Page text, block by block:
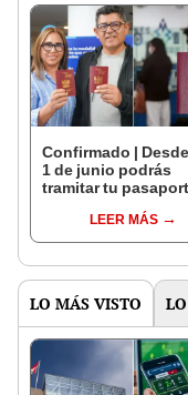
Confirmado |
1 de junio podrás
tramitar tu
virtual enLEER MÁS
LO MÁS VISTO